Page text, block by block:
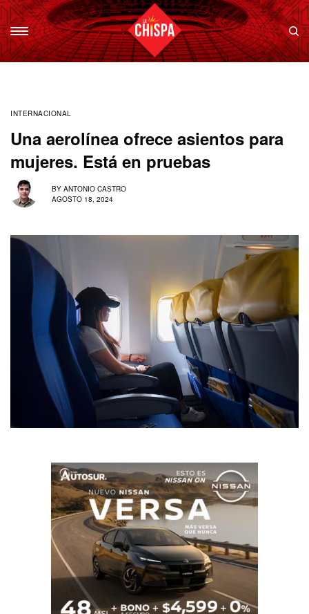
INTERNACIONAL
Una aerolínea ofrece asientos para
mujeres. Está en pruebas
BY ANTONIO CASTRO
AGOSTO 18, 2024